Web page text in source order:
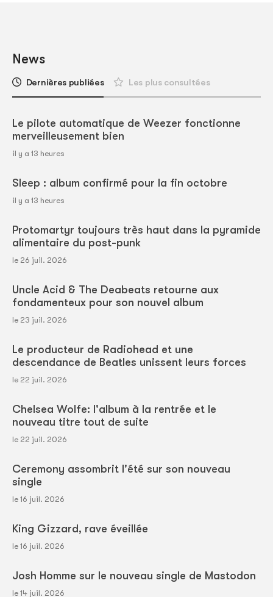
News
Dernières publiées Les plus consultées
Le pilote automatique de Weezer fonctionne
merveilleusement bien
il y a 13 heures
Sleep : album confirmé pour la fin octobre
il y a 13 heures
Protomartyr toujours très haut dans la pyramide
alimentaire du post-punk
le 26 juil. 2026
Uncle Acid & The Deabeats retourne aux
fondamenteux pour son nouvel album
le 23 juil. 2026
Le producteur de Radiohead et une
descendance de Beatles unissent leurs forces
le 22 juil. 2026
Chelsea Wolfe: l'album à la rentrée et le
nouveau titre tout de suite
le 22 juil. 2026
Ceremony assombrit l'été sur son nouveau
single
le 16 juil. 2026
King Gizzard, rave éveillée
le 16 juil. 2026
Josh Homme sur le nouveau single de Mastodon
le 14 juil. 2026